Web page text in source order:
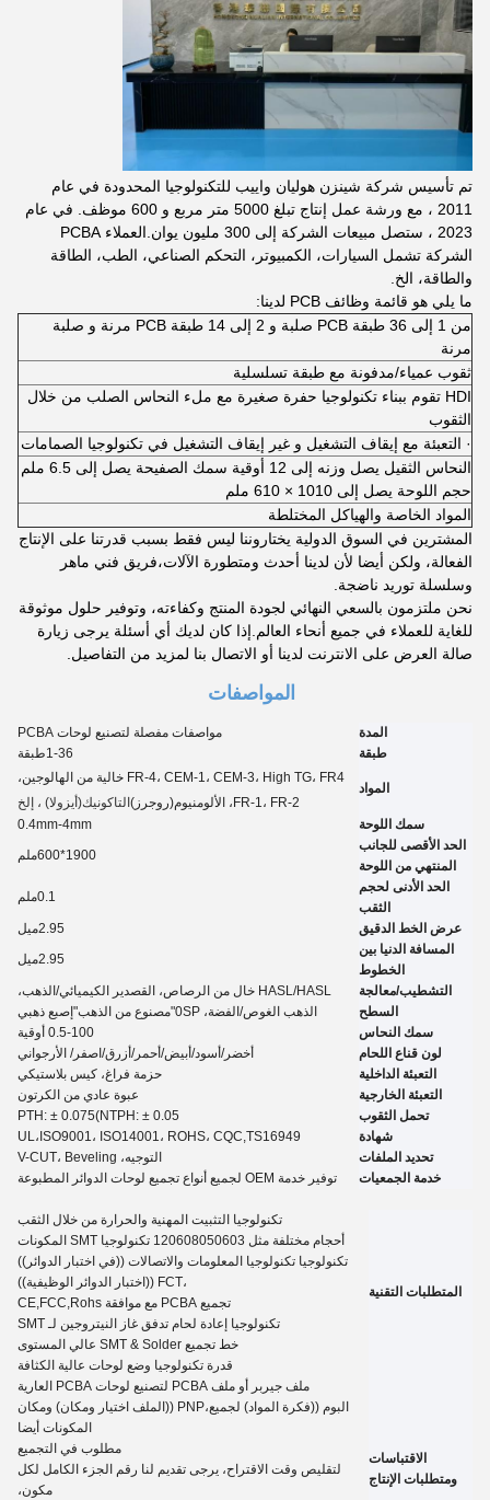
تم تأسيس شركة شينزن هوليان واييب للتكنولوجيا المحدودة في عام
2011 ، مع ورشة عمل إنتاج تبلغ 5000 متر مربع و 600 موظف. في عام
2023 ، ستصل مبيعات الشركة إلى 300 مليون يوان.العملاء PCBA
الشركة تشمل السيارات، الكمبيوتر، التحكم الصناعي، الطب، الطاقة
والطاقة، الخ.
ما يلي هو قائمة وظائف PCB لدينا:
من 1 إلى 36 طبقة PCB صلبة و 2 إلى 14 طبقة PCB مرنة و صلبة
مرنة
ثقوب عمياء/مدفونة مع طبقة تسلسلية
HDI تقوم ببناء تكنولوجيا حفرة صغيرة مع ملء النحاس الصلب من خلال
الثقوب
· التعبئة مع إيقاف التشغيل و غير إيقاف التشغيل في تكنولوجيا الصمامات
النحاس الثقيل يصل وزنه إلى 12 أوقية سمك الصفيحة يصل إلى 6.5 ملم
حجم اللوحة يصل إلى 1010 × 610 ملم
المواد الخاصة والهياكل المختلطة
المشترين في السوق الدولية يختاروننا ليس فقط بسبب قدرتنا على الإنتاج
الفعالة، ولكن أيضا لأن لدينا أحدث ومتطورة الآلات،فريق فني ماهر
وسلسلة توريد ناضجة.
نحن ملتزمون بالسعي النهائي لجودة المنتج وكفاءته، وتوفير حلول موثوقة
للغاية للعملاء في جميع أنحاء العالم.إذا كان لديك أي أسئلة يرجى زيارة
صالة العرض على الانترنت لدينا أو الاتصال بنا لمزيد من التفاصيل.
المواصفات
المدة
مواصفات مفصلة لتصنيع لوحات PCBA
طبقة
1-36 طبقة
المواد
FR-4، CEM-1، CEM-3، High TG، FR4 خالية من الهالوجين،
FR-1، FR-2، الألومنيوم
(روجرز)التاكونيك(أيزولا) ، إلخ
سمك اللوحة
0.4mm-4mm
الحد الأقصى للجانب
المنتهي من اللوحة
1900*600ملم
الحد الأدنى لحجم
الثقب
0. 1 ملم
عرض الخط الدقيق 2.95ميل
المسافة الدنيا بين
الخطوط
2.95ميل
التشطيب/معالجة
السطح
HASL/HASL خال من الرصاص، القصدير الكيميائي /الذهب،
الذهب الغوص/الفضة، 0 SP "مصنوع من الذهب"إصبع ذهبي
سمك النحاس
0.5-100 أوقية
لون قناع اللحام
أخضر/أسود/أبيض/أحمر/أزرق/اصفر/ الأرجواني
التعبئة الداخلية
حزمة فراغ، كيس بلاستيكي
التعبئة الخارجية
عبوة عادي من الكرتون
تحمل الثقوب
PTH: ± 0.075(NTPH: ± 0.05
شهادة
UL،ISO9001، ISO14001، ROHS، CQC ,TS16949
تحديد الملفات
التوجيه، V-CUT، Beveling
خدمة الجمعيات
توفير خدمة OEM لجميع أنواع تجميع لوحات الدوائر المطبوعة
المتطلبات التقنية
تكنولوجيا التثبيت المهنية والحرارة من خلال الثقب
أحجام مختلفة مثل 120608050603 تكنولوجيا SMT المكونات
تكنولوجيا تكنولوجيا المعلومات والاتصالات ((في اختبار الدوائر))
،FCT ((اختبار الدوائر الوظيفية))
تجميع PCBA مع موافقة CE,FCC,Rohs
تكنولوجيا إعادة لحام تدفق غاز النيتروجين لـ SMT
خط تجميع SMT & Solder عالي المستوى
قدرة تكنولوجيا وضع لوحات عالية الكثافة
الاقتباسات
ومتطلبات الإنتاج
ملف جيربر أو ملف PCBA لتصنيع لوحات PCBA العارية
البوم ((فكرة المواد) لجميع،PNP ((الملف اختيار ومكان) ومكان
المكونات أيضا
مطلوب في التجميع
لتقليص وقت الاقتراح، يرجى تقديم لنا رقم الجزء الكامل لكل
مكون،